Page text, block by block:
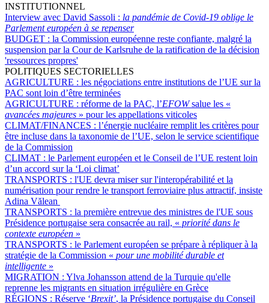
INSTITUTIONNEL
Interview avec David Sassoli : la pandémie de Covid-19 oblige le
Parlement européen à se repenser
BUDGET : la Commission européenne reste confiante, malgré la
suspension par la Cour de Karlsruhe de la ratification de la décision
'ressources propres'
POLITIQUES SECTORIELLES
AGRICULTURE : les négociations entre institutions de l’UE sur la
PAC sont loin d’être terminées
AGRICULTURE : réforme de la PAC, l’EFOWsalue les «
avancées majeures » pour les appellations viticoles
CLIMAT/FINANCES : l’énergie nucléaire remplit les critères pour
être incluse dans la taxonomie de l’UE, selon le service scientifique
de la Commission
CLIMAT : le Parlement européen et le Conseil de l’UE restent loin
d’un accord sur la ‘Loi climat’
TRANSPORTS : l'UE devra miser sur l'interopérabilité et la
numérisation pour rendre le transport ferroviaire plus attractif, insiste
Adina Vălean
TRANSPORTS : la première entrevue des ministres de l'UE sous
Présidence portugaise sera consacrée au rail, « priorité dans le
contexte européen »
TRANSPORTS : le Parlement européen se prépare à répliquer à la
stratégie de la Commission « pour une mobilité durable et
intelligente »
MIGRATION : Ylva Johansson attend de la Turquie qu'elle
reprenne les migrants en situation irrégulière en Grèce
RÉGIONS : Réserve ‘Brexit’, la Présidence portugaise du Conseil